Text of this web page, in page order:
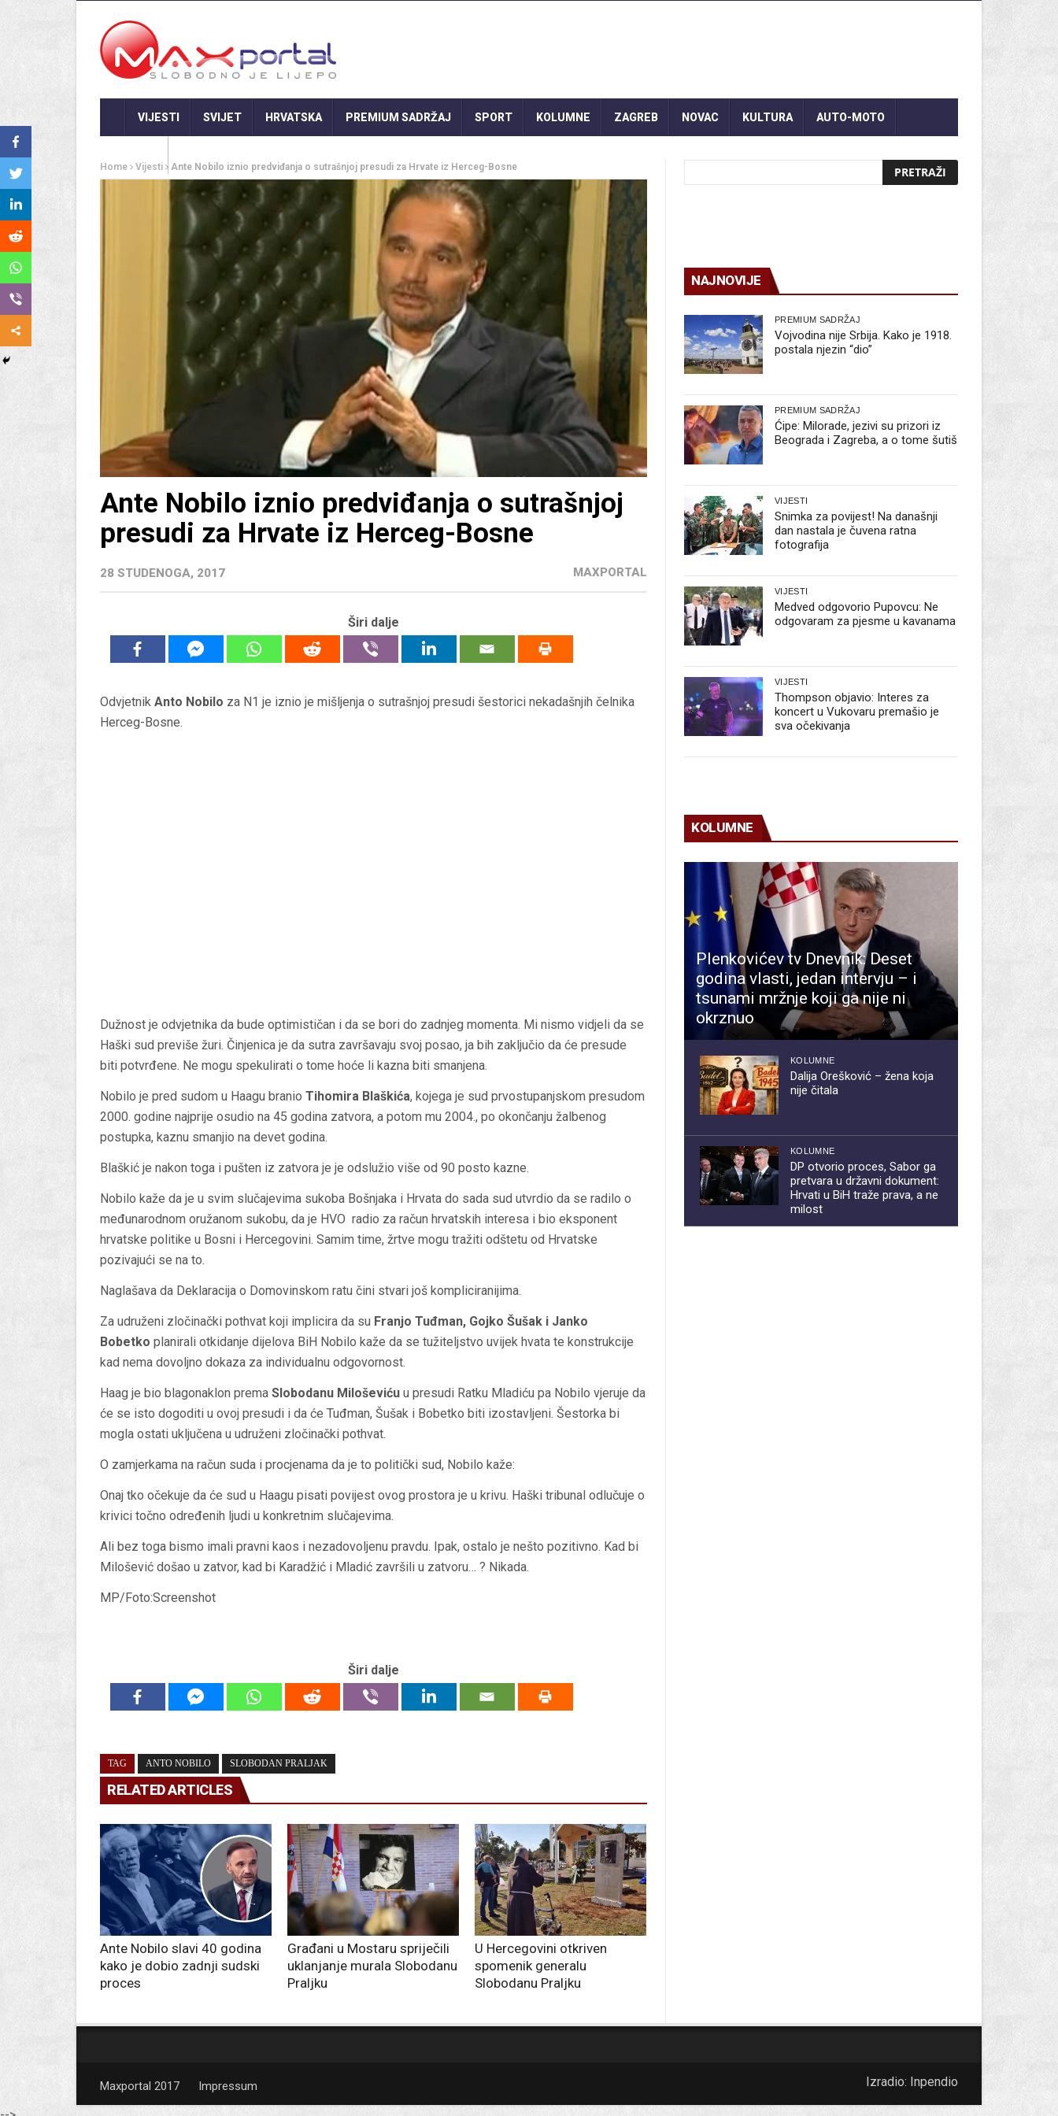
VIJESTI SVIJET HRVATSKA PREMIUM SADRŽAJ SPORT KOLUMNE ZAGREB NOVAC KULTURA AUTO-MOTO
Home Vijesti Ante Nobilo iznio predviđanja o sutrašnjoj presudi za Hrvate iz Herceg-Bosne
Ante Nobilo iznio predviđanja o sutrašnjoj
presudi za Hrvate iz Herceg-Bosne
28 STUDENOGA, 2017 MAXPORTAL
Širi dalje
Odvjetnik Anto Nobilo za N1 je iznio je mišljenja o sutrašnjoj presudi šestorici nekadašnjih čelnika
Herceg-Bosne.
Dužnost je odvjetnika da bude optimističan i da se bori do zadnjeg momenta. Mi nismo vidjeli da se
Haški sud previše žuri. Činjenica je da sutra završavaju svoj posao, ja bih zaključio da će presude
biti potvrđene. Ne mogu spekulirati o tome hoće li kazna biti smanjena.
Nobilo je pred sudom u Haagu branio Tihomira Blaškića, kojega je sud prvostupanjskom presudom
2000. godine najprije osudio na 45 godina zatvora, a potom mu 2004., po okončanju žalbenog
postupka, kaznu smanjio na devet godina.
Blaškić je nakon toga i pušten iz zatvora je je odslužio više od 90 posto kazne.
Nobilo kaže da je u svim slučajevima sukoba Bošnjaka i Hrvata do sada sud utvrdio da se radilo o
međunarodnom oružanom sukobu, da je HVO radio za račun hrvatskih interesa i bio eksponent
hrvatske politike u Bosni i Hercegovini. Samim time, žrtve mogu tražiti odštetu od Hrvatske
pozivajući se na to.
Naglašava da Deklaracija o Domovinskom ratu čini stvari još kompliciranijima.
Za udruženi zločinački pothvat koji implicira da su Franjo Tuđman, Gojko Šušak i Janko
Bobetko planirali otkidanje dijelova BiH Nobilo kaže da se tužiteljstvo uvijek hvata te konstrukcije
kad nema dovoljno dokaza za individualnu odgovornost.
Haag je bio blagonaklon prema Slobodanu Miloševiću u presudi Ratku Mladiću pa Nobilo vjeruje da
će se isto dogoditi u ovoj presudi i da će Tuđman, Šušak i Bobetko biti izostavljeni. Šestorka bi
mogla ostati uključena u udruženi zločinački pothvat.
O zamjerkama na račun suda i procjenama da je to politički sud, Nobilo kaže:
Onaj tko očekuje da će sud u Haagu pisati povijest ovog prostora je u krivu. Haški tribunal odlučuje o
krivici točno određenih ljudi u konkretnim slučajevima.
Ali bez toga bismo imali pravni kaos i nezadovoljenu pravdu. Ipak, ostalo je nešto pozitivno. Kad bi
Milošević došao u zatvor, kad bi Karadžić i Mladić završili u zatvoru… ? Nikada.
MP/Foto:Screenshot
Širi dalje
TAG ANTO NOBILO SLOBODAN PRALJAK
RELATED ARTICLES
Ante Nobilo slavi 40 godina
kako je dobio zadnji sudski
proces
Građani u Mostaru spriječili
uklanjanje murala Slobodanu
Praljku
U Hercegovini otkriven
spomenik generalu
Slobodanu Praljku
NAJNOVIJE
PREMIUM SADRŽAJ
Vojvodina nije Srbija. Kako je 1918.
postala njezin “dio”
PREMIUM SADRŽAJ
Ćipe: Milorade, jezivi su prizori iz
Beograda i Zagreba, a o tome šutiš
VIJESTI
Snimka za povijest! Na današnji
dan nastala je čuvena ratna
fotografija
VIJESTI
Medved odgovorio Pupovcu: Ne
odgovaram za pjesme u kavanama
VIJESTI
Thompson objavio: Interes za
koncert u Vukovaru premašio je
sva očekivanja
KOLUMNE
Plenkovićev tv Dnevnik: Deset
godina vlasti, jedan intervju – i
tsunami mržnje koji ga nije ni
okrznuo
KOLUMNE
Dalija Orešković – žena koja
nije čitala
KOLUMNE
DP otvorio proces, Sabor ga
pretvara u državni dokument:
Hrvati u BiH traže prava, a ne
milost
Maxportal 2017 Impressum Izradio: Inpendio